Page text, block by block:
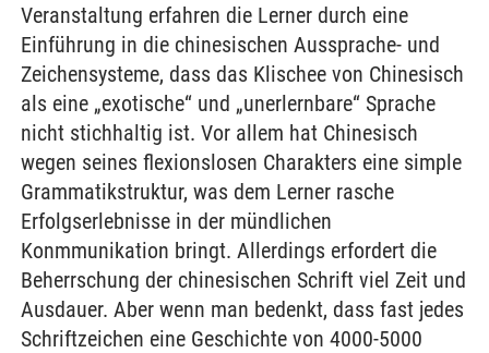
Veranstaltung erfahren die Lerner durch eine
Einführung in die chinesischen Aussprache- und
Zeichensysteme, dass das Klischee von Chinesisch
als eine „exotische“ und „unerlernbare“ Sprache
nicht stichhaltig ist. Vor allem hat Chinesisch
wegen seines flexionslosen Charakters eine simple
Grammatikstruktur, was dem Lerner rasche
Erfolgserlebnisse in der mündlichen
Konmmunikation bringt. Allerdings erfordert die
Beherrschung der chinesischen Schrift viel Zeit und
Ausdauer. Aber wenn man bedenkt, dass fast jedes
Schriftzeichen eine Geschichte von 4000-5000